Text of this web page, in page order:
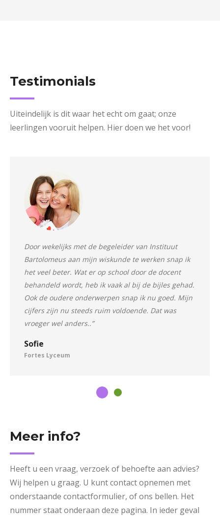
Testimonials
Uiteindelijk is dit waar het echt om gaat; onze
leerlingen vooruit helpen. Hier doen we het voor!
Sofie
Fortes Lyceum
Door wekelijks met de begeleider van Instituut
Bartolomeus aan mijn wiskunde te werken snap ik
het veel beter. Wat er op school door de docent
behandeld wordt, heb ik vaak al bij de bijles gehad.
Ook de oudere onderwerpen snap ik nu goed. Mijn
cijfers zijn nu steeds ruim voldoende. Dat was
vroeger wel anders..”
Meer info?
Heeft u een vraag, verzoek of behoefte aan advies?
Wij helpen u graag. U kunt contact opnemen met
onderstaande contactformulier, of ons bellen. Het
nummer staat onderaan deze pagina. In ieder geval